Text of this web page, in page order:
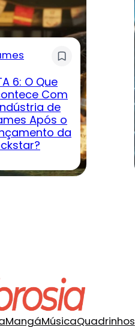
6: O Que
Com
de
Após o
da
MangáMúsicaQuadrinhos